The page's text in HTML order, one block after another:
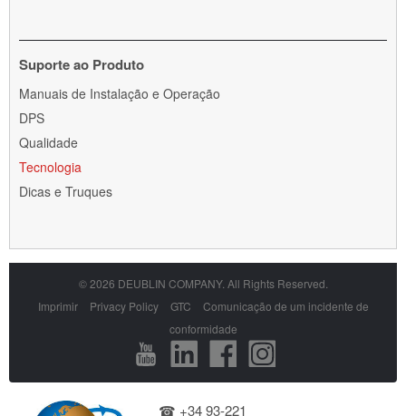
Suporte ao Produto
Skip
Manuais de Instalação e Operação
DPS
Qualidade
Tecnologia
Dicas e Truques
© 2026 DEUBLIN COMPANY. All Rights Reserved.
Skip
navigation
Imprimir Privacy Policy GTC
Comunicação de um incidente de
conformidade
☎ +34 93-221